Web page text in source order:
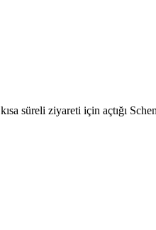
süreli ziyareti için açtığı